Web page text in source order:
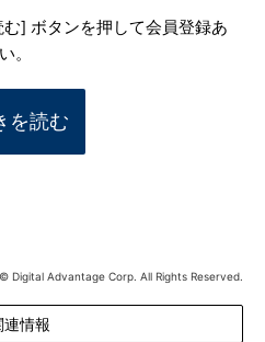
] ボタンを押して会員登録あ
。
を読む
Digital Advantage Corp. All Rights Reserved.
連情報